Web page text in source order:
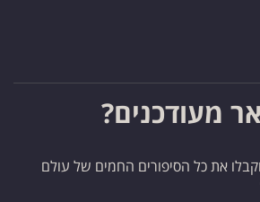
מעודכנים?
את כל הסיפורים החמים של עולם